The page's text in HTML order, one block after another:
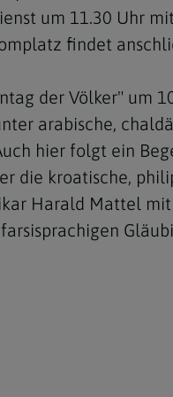
um 11.30 Uhr
findet
der Völker" um
arabische,
hier folgt ein
die kroatische,
Harald Mattel